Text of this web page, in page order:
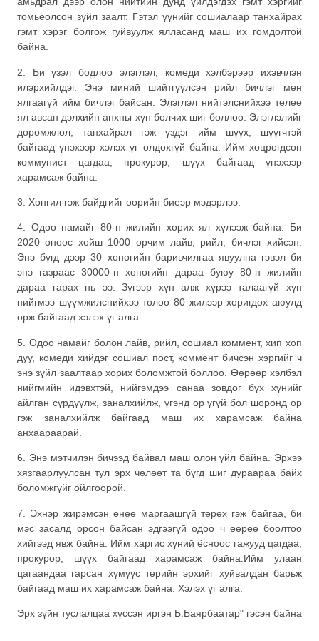
томьёолсон зүйл заалт. Гэтэл үүнийг сошиалаар танхайрах
гэмт хэрэг болгож гуйвуулж ялласанд маш их гомдолтой
байна.
2. Би үзэл бодлоо элэглэл, комеди хэлбэрээр ихэвчлэн
илэрхийлдэг. Энэ миний шийтгүүлсэн рийл бичлэг мөн
ялгаагүй ийм бичлэг байсан. Элэглэл нийтэлснийхээ төлөө
ял авсан дэлхийн анхны хүн болчих шиг боллоо. Элэглэлийг
доромжлол, танхайрал гэж үздэг ийм шүүх, шүүгчтэй
байгаад үнэхээр хэлэх үг олдохгүй байна. Ийм хоцрогдсон
коммунист цагдаа, прокурор, шүүх байгаад үнэхээр
харамсаж байна.
3. Хонгил гэж байдгийг өөрийн биеэр мэдэрлээ.
4. Одоо намайг 80-н жилийн хорих ял хүлээж байна. Би
2020 оноос хойш 1000 орчим лайв, рийл, бичлэг хийсэн.
Энэ бүгд дээр 30 хоногийн баривчилгаа явуулна гэвэл би
энэ газраас 30000-н хоногийн дараа буюу 80-н жилийн
дараа гарах нь ээ. Зүгээр хүн алж хүрээ талаагүй хүн
нийгмээ шүүмжилснийхээ төлөө 80 жилээр хоригдох аюулд
орж байгаад хэлэх үг алга.
5. Одоо намайг болон лайв, рийл, сошиал коммент, хип хоп
дуу, комеди хийдэг сошиал пост, коммент бичсэн хэргийг ч
энэ зүйл заалтаар хорих боломжтой боллоо. Өөрөөр хэлбэл
нийгмийн идэвхтэй, нийгэмдээ санаа зовдог бүх хүнийг
айлган сүрдүүлж, заналхийлж, үгэнд ор үгүй бол шоронд ор
гэж заналхийлж байгаад маш их харамсаж байна
анхаараарай.
6. Энэ мэтчилэн бичээд байвал маш олон үйл байна. Эрхээ
хязгаарлуулсан тул эрх чөлөөт та бүгд шиг дураараа байх
боломжгүйг ойлгоорой.
7. Эхнэр жирэмсэн өнөө маргаашгүй төрөх гэж байгаа, би
мэс засалд орсон байсан эдгээгүй одоо ч өөрөө боолтоо
хийгээд явж байна. Ийм харгис хүний ёсноос гажууд цагдаа,
прокурор, шүүх байгаад харамсаж байна.Ийм улаан
цагаандаа гарсан хүмүүс төрийн эрхийг хуйвалдан барьж
байгаад маш их харамсаж байна. Хэлэх үг алга.
Эрх зүйн туслалцаа хүссэн иргэн Б.Баярбаатар" гэсэн байна